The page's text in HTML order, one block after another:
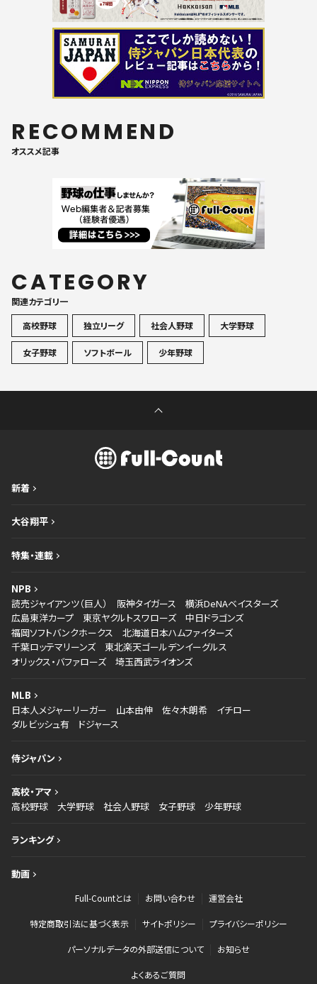
RECOMMEND
オススメ記事
CATEGORY
関連カテゴリ一
高校野球
独立リーグ 社会人野球 大学野球
女子野球 ソフトボール 少年野球
新着
大谷翔平
特集・連載
NPB
読売ジャイアンツ（巨人）
阪神タイガース
横浜DeNAベイスターズ
広島東洋カープ
東京ヤクルトスワローズ
中日ドラゴンズ
福岡ソフトバンクホークス
北海道日本ハムファイターズ
千葉ロッテマリーンズ
東北楽天ゴールデンイーグルス
オリックス・バファローズ
埼玉西武ライオンズ
MLB
日本人メジャーリーガー
山本由伸 佐々木朗希
イチロー
ダルビッシュ有
ドジャース
侍ジャパン
高校・アマ
高校野球
大学野球 社会人野球 女子野球 少年野球
ランキング
動画
Full-Countとは お問い合わせ 運営会社
特定商取引法に基づく表示 サイトポリシー プライバシーポリシー
パーソナルデータの外部送信について お知らせ
よくあるご質問